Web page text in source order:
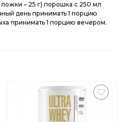
– 25 г) порошка с 250 мл
день принимать 1 порцию
принимать 1 порцию вечером.
Добавить